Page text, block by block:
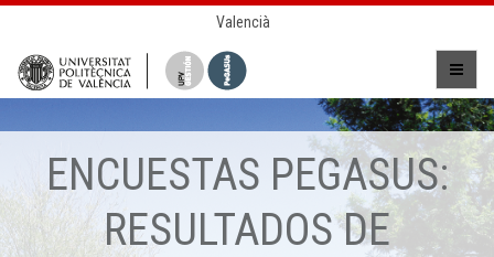
Valencià
ENCUESTAS PEGASUS:
RESULTADOS DE